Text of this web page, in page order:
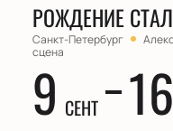
РОЖДЕНИЕ
Санкт-Петербург
сцена
9 СЕНТ 16